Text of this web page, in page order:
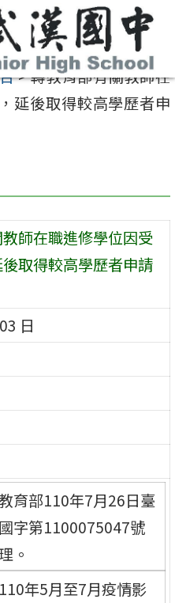
>轉教育部有關教師在
延後取得較高學歷者申
師在職進修學位因受
取得較高學歷者申請
日
育部110年7月26日臺
字第1100075047號
。
年5月至7月疫情影